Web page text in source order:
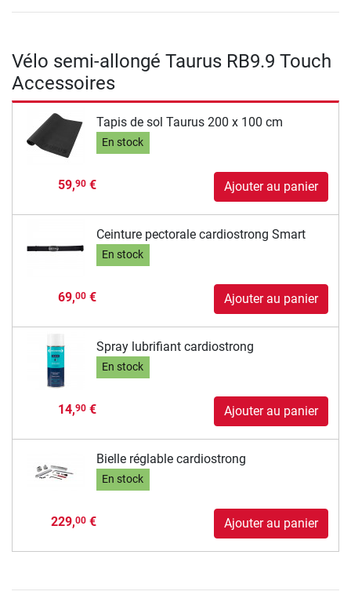
Vélo semi-allongé Taurus RB9.9 Touch
Accessoires
Tapis de sol Taurus 200 x 100 cm
En stock
59,90€ Ajouter au panier
Ceinture pectorale cardiostrong Smart
En stock
69,00€ Ajouter au panier
Spray lubrifiant cardiostrong
En stock
14,90€ Ajouter au panier
Bielle réglable cardiostrong
En stock
229,00€ Ajouter au panier